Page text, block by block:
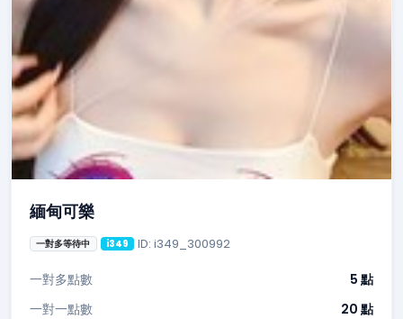
緬甸可樂
一對多等待中 i349 ID: i349_300992
一對多點數
5 點
一對一點數
20 點